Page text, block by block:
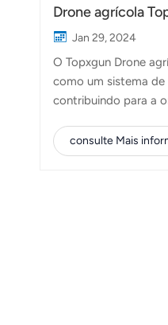
Drone agrícola
Jan 29, 2024
O Topxgun Drone
como um sistema de
contribuindo para a
produção de
tecnologia digital
consulte Mais